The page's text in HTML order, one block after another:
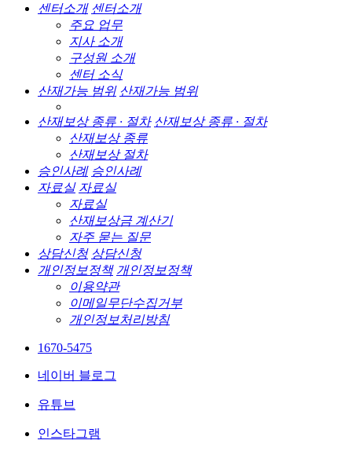
센터소개 센터소개
주요 업무
지사 소개
구성원 소개
센터 소식
산재가능 범위 산재가능 범위
산재보상 종류 · 절차 산재보상 종류 · 절차
산재보상 종류
산재보상 절차
승인사례 승인사례
자료실 자료실
자료실
산재보상금 계산기
자주 묻는 질문
상담신청 상담신청
개인정보정책 개인정보정책
이용약관
이메일무단수집거부
개인정보처리방침
1670-5475
네이버 블로그
유튜브
인스타그램